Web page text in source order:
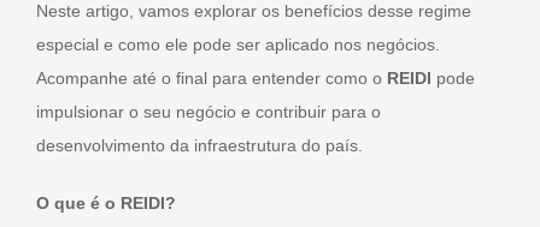
Neste artigo, vamos explorar os benefícios desse regime
especial e como ele pode ser aplicado nos negócios.
Acompanhe até o final para entender como o REIDI pode
impulsionar o seu negócio e contribuir para o
desenvolvimento da infraestrutura do país.
O que é o REIDI?